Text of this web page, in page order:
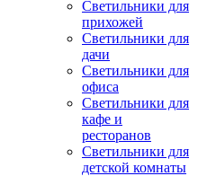
Светильники для
прихожей
Светильники для
дачи
Светильники для
офиса
Светильники для
кафе и
ресторанов
Светильники для
детской комнаты